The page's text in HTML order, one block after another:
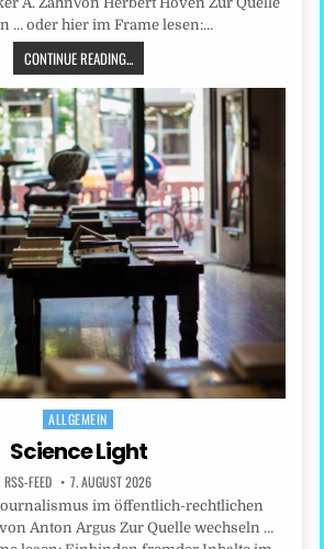
… oder hier im Frame lesen:…
CONTINUE READING...
Posted
ALLGEMEIN
Science Light
RSS-FEED 7. AUGUST 2026
im öffentlich-rechtlichen
Anton Argus Zur Quelle wechseln …